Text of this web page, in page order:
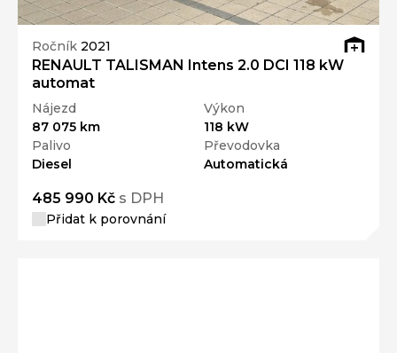
Ročník 2021
RENAULT TALISMAN Intens 2.0 DCI 118 kW
automat
Nájezd
87 075 km
Výkon
118 kW
Palivo
Diesel
Převodovka
Automatická
485 990 Kč s DPH
Přidat k porovnání